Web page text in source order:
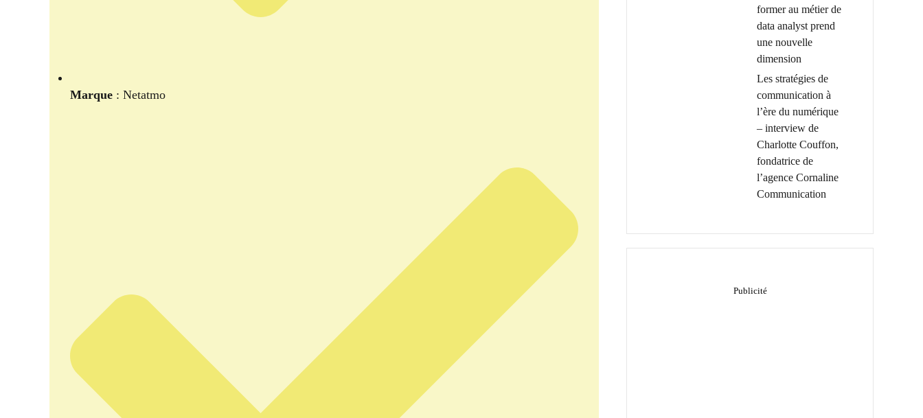
Marque : Netatmo
former au métier de
data analyst prend
une nouvelle
dimension
Les stratégies de
communication à
l’ère du numérique
– interview de
Charlotte Couffon,
fondatrice de
l’agence Cornaline
Communication